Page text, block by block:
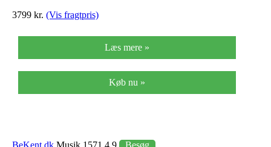
3799 kr. (Vis fragtpris)
Læs mere »
Køb nu »
BeKent.dk Musik 1571 4,9
Besøg